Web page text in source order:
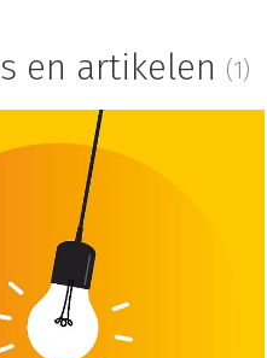
brengt met modellen
Portman hierop in.
verder
en artikelen (1)